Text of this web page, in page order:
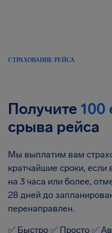
СТРАХОВАНИЕ РЕЙСА
Получите 100
срыва рейса
Мы выплатим вам
кратчайшие сроки,
на 3 часа или более,
28 дней до
перенаправлен.
✅ Быстро ✅ Просто ✅